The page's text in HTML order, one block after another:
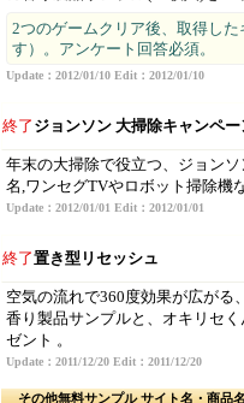
2つのゲームクリア後、取得し
す）。アンケート回答必須。
Update：2012/01/10 Edit：2012/01/10
終了 ジョンソン 大掃除キャンペー
年末の大掃除で役立つ、ジョン
名,ワンセグTVやロボット掃除機
Update：2012/01/01 Edit：2012/01/01
終了置き型リセッシュ
空気の流れで360度効果が広がる
香り製品サンプルと、オキリセ
ゼント 。
Update：2011/12/20 Edit：2011/12/20
その他無料サンプル サイト名・商品